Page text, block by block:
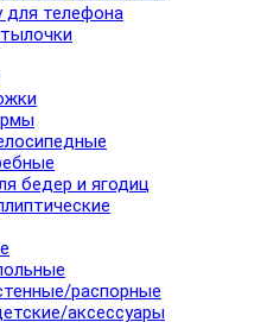
для телефона
бедер и ягодиц
распорные
аксессуары